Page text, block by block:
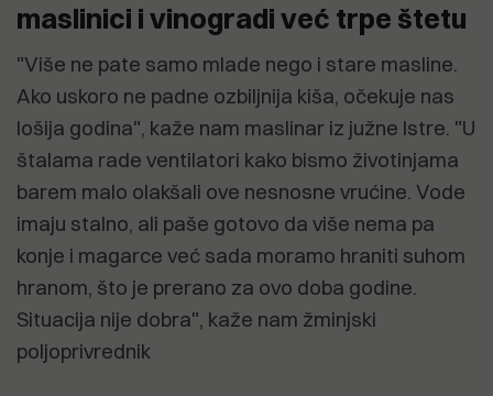
maslinici i vinogradi već trpe štetu
"Više ne pate samo mlade nego i stare masline.
Ako uskoro ne padne ozbiljnija kiša, očekuje nas
lošija godina", kaže nam maslinar iz južne Istre. "U
štalama rade ventilatori kako bismo životinjama
barem malo olakšali ove nesnosne vrućine. Vode
imaju stalno, ali paše gotovo da više nema pa
konje i magarce već sada moramo hraniti suhom
hranom, što je prerano za ovo doba godine.
Situacija nije dobra", kaže nam žminjski
poljoprivrednik